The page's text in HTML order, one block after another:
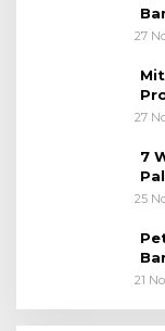
27
27
7
25
21